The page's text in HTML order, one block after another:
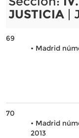
JUSTICIA|
69
• Madrid
70
• Madrid
2013